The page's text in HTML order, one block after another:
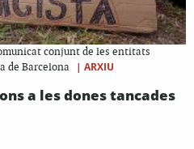
conjunt de les entitats
de Barcelona
| ARXIU
a les dones tancades